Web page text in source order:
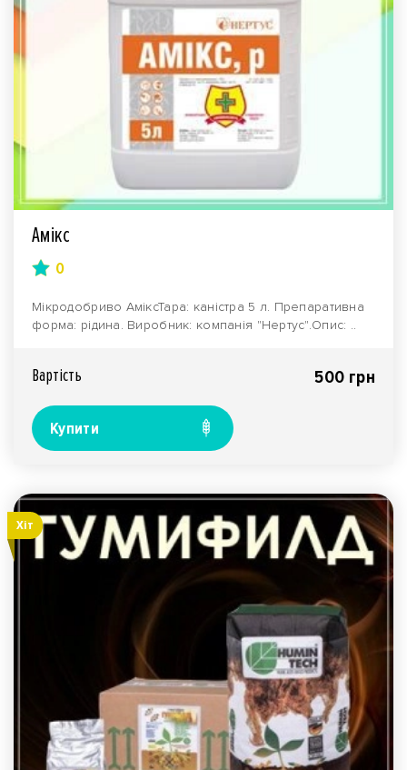
Амікс
0
Мікродобриво АміксТара: каністра 5 л. Препаративна
форма: рідина. Виробник: компанія "Нертус".Опис: ..
Вартiсть 500 грн
Купити
Хiт